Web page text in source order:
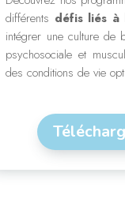
différents défis liés à
intégrer une culture de
psychosociale et
des conditions de vie